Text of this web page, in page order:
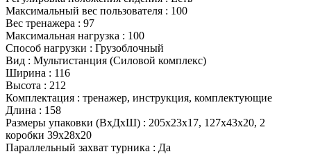
Максимальный вес пользователя : 100
Вес тренажера : 97
Максимальная нагрузка : 100
Способ нагрузки : Грузоблочный
Вид : Мультистанция (Силовой комплекс)
Ширина : 116
Высота : 212
Комплектация : тренажер, инструкция, комплектующие
Длина : 158
Размеры упаковки (ВхДхШ) : 205х23х17, 127х43х20, 2
коробки 39х28х20
Параллельный захват турника : Да